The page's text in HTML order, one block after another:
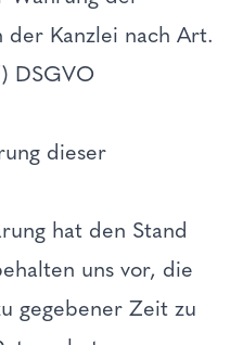
der Kanzlei nach Art.
DSGVO
dieser
hat den Stand
uns vor, die
gegebener Zeit zu